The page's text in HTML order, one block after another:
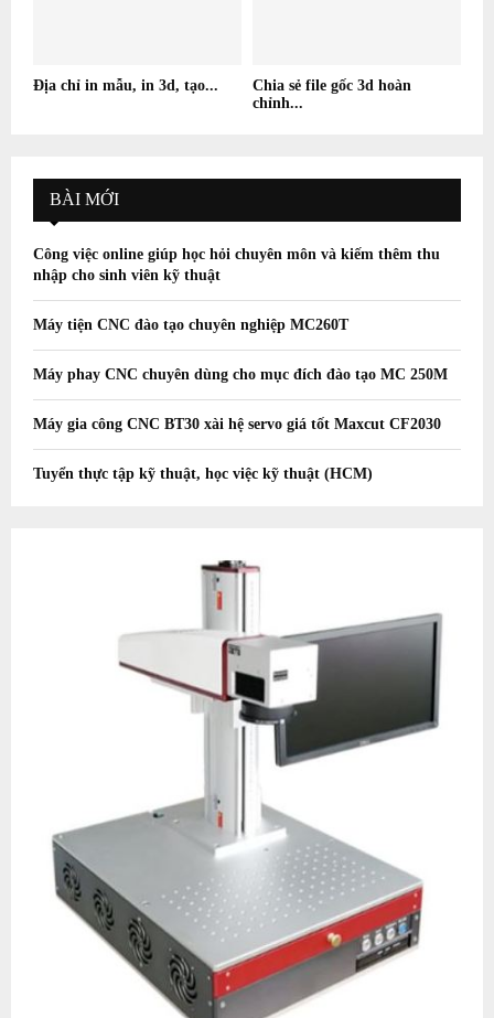
Địa chỉ in mẫu, in 3d, tạo...
Chia sẻ file gốc 3d hoàn
chỉnh...
BÀI MỚI
Công việc online giúp học hỏi chuyên môn và kiếm thêm thu
nhập cho sinh viên kỹ thuật
Máy tiện CNC đào tạo chuyên nghiệp MC260T
Máy phay CNC chuyên dùng cho mục đích đào tạo MC 250M
Máy gia công CNC BT30 xài hệ servo giá tốt Maxcut CF2030
Tuyển thực tập kỹ thuật, học việc kỹ thuật (HCM)